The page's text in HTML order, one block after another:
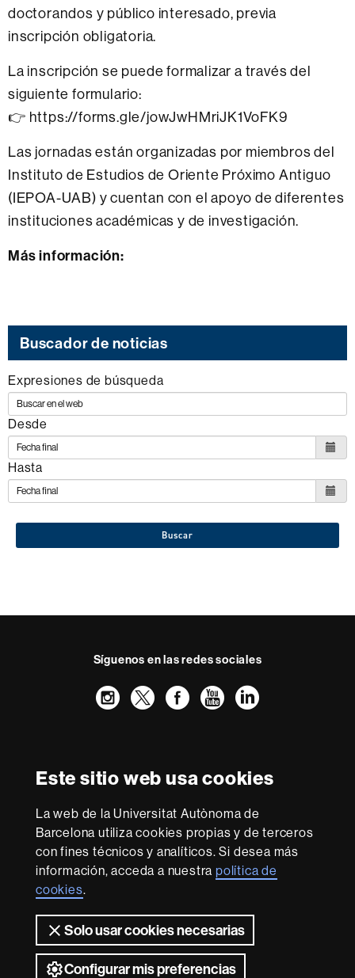
Este sitio web usa cookies
La web de la Universitat Autònoma de
Barcelona utiliza cookies propias y de terceros
con fines técnicos y analíticos. Si desea más
información, acceda a nuestrapolítica de
cookies.
Solo usar cookies necesarias
Configurar mis preferencias
doctorandos y público interesado, previa
inscripción obligatoria.
La inscripción se puede formalizar a través del
siguiente formulario:
👉 https://forms.gle/jowJwHMriJK1VoFK9
Las jornadas están organizadas por miembros del
Instituto de Estudios de Oriente Próximo Antiguo
(IEPOA-UAB) y cuentan con el apoyo de diferentes
instituciones académicas y de investigación.
Más información:
Buscador de noticias
Expresiones de búsqueda
Desde
Hasta
Buscar
Síguenos en las redes sociales
Instagram
TwitterFacebook
Youtube
LinkedIn
Excellence
Research
-
Euraxess
Con la financiación de
Sobre
esta
web Aviso legal Protección de datos
web Accesibilidad web Mapa del web UAB